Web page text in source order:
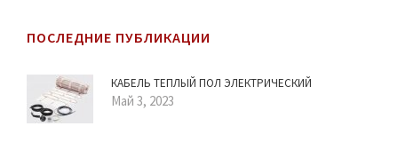
ПОСЛЕДНИЕ ПУБЛИКАЦИИ
КАБЕЛЬ ТЕПЛЫЙ ПОЛ ЭЛЕКТРИЧЕСКИЙ
Май 3, 2023